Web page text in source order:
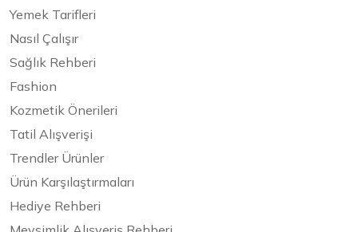
Yemek Tarifleri
Nasıl Çalışır
Sağlık Rehberi
Fashion
Kozmetik Önerileri
Tatil Alışverişi
Trendler Ürünler
Ürün Karşılaştırmaları
Hediye Rehberi